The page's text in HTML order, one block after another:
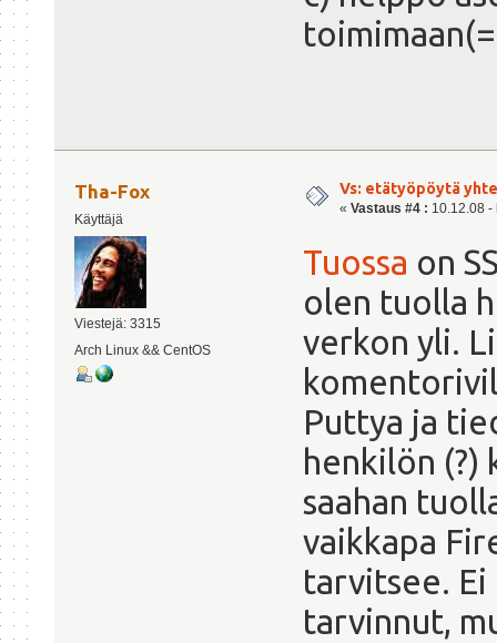
Tha-Fox
Käyttäjä
Viestejä: 3315
Arch Linux && CentOS
Vs: etätyöpöytä
« Vastaus #4 : 10.12.08 -
Tuossa on
olen tuolla
verkon yli.
Puttya ja
henkilön (?)
saahan
vaikkapa
tarvitsee.
tarvinnut,